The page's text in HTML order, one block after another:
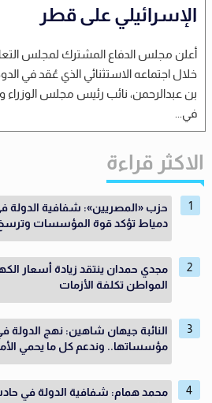
الإسرائيلي على قطر
أعلن مجلس الدفاع المشترك لمجلس
خلال اجتماعه الاستثنائي الذي عُقد في
بن عبدالرحمن، نائب رئيس مجلس الوزراء
في...
الاكثر قراءة
حزب «المصريين»: شفافية الدولة
دمياط تؤكد قوة المؤسسات وترسخ
مجدي حمدان ينتقد زيادة أسعار
المواطن تكلفة الأزمات
النائبة جيهان شاهين: نهج
مؤسساتها.. وندعم كل ما يحمي
محمد همام: شفافية الدولة في